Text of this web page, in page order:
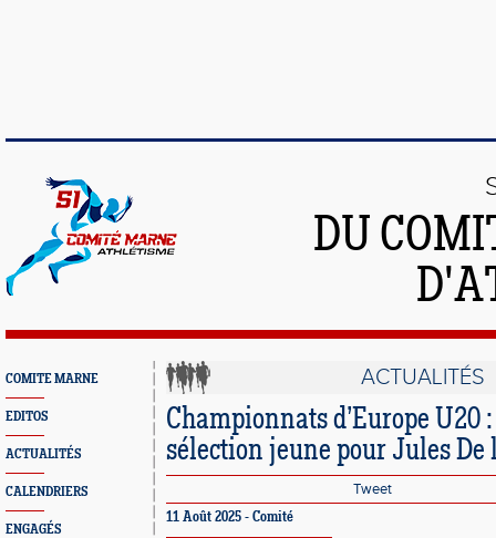
DU
COMITE MARNE
EDITOS
ACTUALITÉS
CALENDRIERS
ENGAGÉS
ACTUALITÉS
Championnats d’Europe U20
sélection jeune pour Jules De
Tweet
11 Août 2025 - Comité